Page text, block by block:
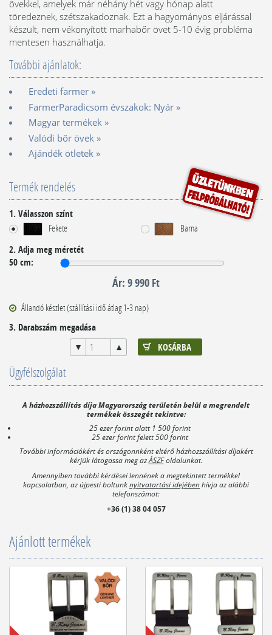
övekkel, amelyek már néhány hét vagy hónap alatt
töredeznek, szétszakadoznak. Ezt a hagyományos eljárással
készült, nem vékonyított marhabőr övet 5-10 évig probléma
mentesen használhatja.
További ajánlatok:
Eredeti farmer »
FarmerParadicsom évszakok: Nyár »
Magyar termékek »
Valódi bőr övek »
Ajándék ötletek »
Termék rendelés
1. Válasszon színt
Fekete Barna
2. Adja meg méretét
50
9 990 Ft
Állandó készlet (szállítási idő átlag 1-3 nap)
3. Darabszám megadása
Ügyfélszolgálat
A házhozszállítás díja Magyarország területén belül a megrendelt
termékek összegét tekintve:
25 ezer forint alatt 1 500 forint
25 ezer forint felett 500 forint
További információkért és országonnként eltérő házhozszállítási díjakért
kérjük látogassa meg azÁSZFoldalunkat.
Amennyiben további kérdései lennének a megtekintett termékkel
kapcsolatban, az újpesti boltunknyitvatartási idejébenhívja az alábbi
telefonszámot:
+36 (1) 38 04 057
Ajánlott termékek